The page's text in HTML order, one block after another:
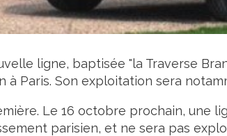
ligne, baptisée "la Traverse
à Paris. Son exploitation sera
Le 16 octobre prochain, une
parisien, et ne sera pas